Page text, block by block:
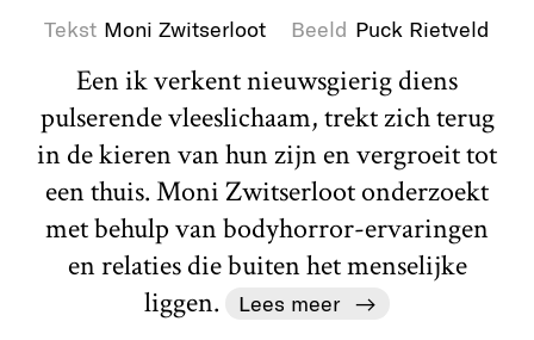
Tekst Moni Zwitserloot Beeld Puck Rietveld
Een ik verkent nieuwsgierig diens
pulserende vleeslichaam, trekt zich terug
in de kieren van hun zijn en vergroeit tot
een thuis. Moni Zwitserloot onderzoekt
met behulp van bodyhorror-ervaringen
en relaties die buiten het menselijke
liggen.
Lees meer